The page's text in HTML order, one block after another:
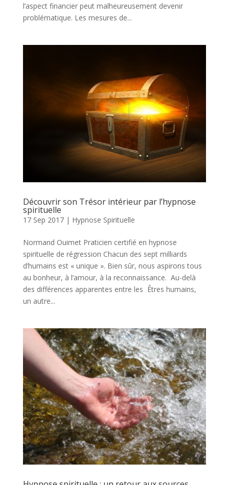
l’aspect financier peut malheureusement devenir
problématique. Les mesures de...
Découvrir son Trésor intérieur par l’hypnose
spirituelle
17 Sep 2017| Hypnose Spirituelle
Normand Ouimet Praticien certifié en hypnose
spirituelle de régression Chacun des sept milliards
d’humains est « unique ». Bien sûr, nous aspirons tous
au bonheur, à l’amour, à la reconnaissance. Au-delà
des différences apparentes entre les Êtres humains,
un autre...